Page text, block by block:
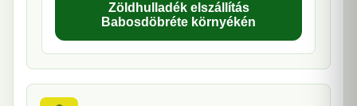
Zöldhulladék elszállítás
Babosdöbréte környékén